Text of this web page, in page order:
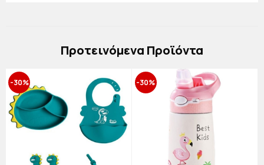
Πρoτεινόμενα Προϊόντα
-30% -30%